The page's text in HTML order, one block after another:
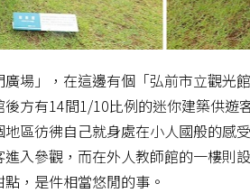
場」，在這邊有個「弘前市立觀光
方有14間1/10比例的迷你建築供遊
區彷彿自己就身處在小人國般的感
入參觀，而在外人教師館的一樓則
，是件相當悠閒的事。